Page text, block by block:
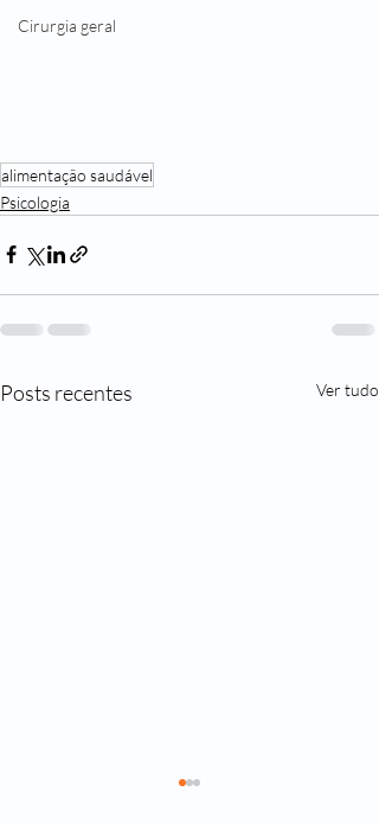
Cirurgia geral
alimentação saudável
Psicologia
Posts recentes Ver tudo